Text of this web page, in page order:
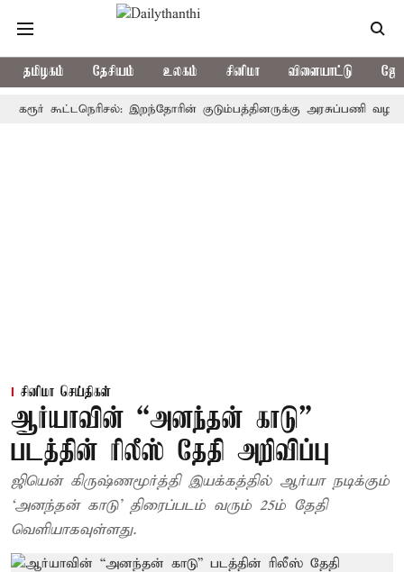
தமிழகம் தேசியம் உலகம் சினிமா விளையாட்டு
கூட்டநெரிசல்: இறந்தோரின் குடும்பத்தினருக்கு அரசுப்பணி வழக்கு;
சினிமா செய்திகள்
ஆர்யாவின் “அனந்தன் காடு”
படத்தின் ரிலீஸ் தேதி அறிவிப்பு
ஜியென் கிருஷ்ணமூர்த்தி இயக்கத்தில் ஆர்யா நடிக்கும்
‘அனந்தன் காடு’ திரைப்படம் வரும் 25ம் தேதி
வெளியாகவுள்ளது.